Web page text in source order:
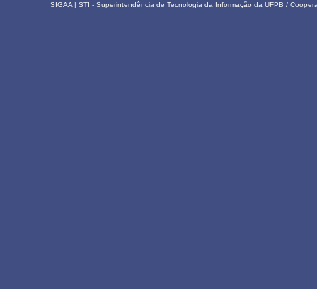
SIGAA | STI - Superintendência de Tecnologia da Informação da UFPB /